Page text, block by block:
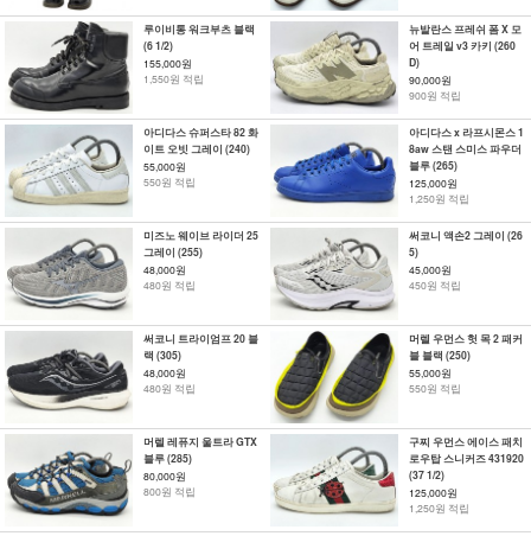
루이비통 워크부츠 블랙
(6 1/2)
155,000원
1,550원 적립
뉴발란스 프레쉬 폼 X 모
어 트레일 v3 카키 (260
D)
90,000원
900원 적립
아디다스 슈퍼스타 82 화
이트 오빗 그레이 (240)
55,000원
550원 적립
아디다스 x 라프시몬스 1
8aw 스탠 스미스 파우더
블루 (265)
125,000원
1,250원 적립
미즈노 웨이브 라이더 25
그레이 (255)
48,000원
480원 적립
써코니 액손2 그레이 (26
5)
45,000원
450원 적립
써코니 트라이엄프 20 블
랙 (305)
48,000원
480원 적립
머렐 우먼스 헛 목 2 패커
블 블랙 (250)
55,000원
550원 적립
머렐 레퓨지 울트라 GTX
블루 (285)
80,000원
800원 적립
구찌 우먼스 에이스 패치
로우탑 스니커즈 431920
(37 1/2)
125,000원
1,250원 적립